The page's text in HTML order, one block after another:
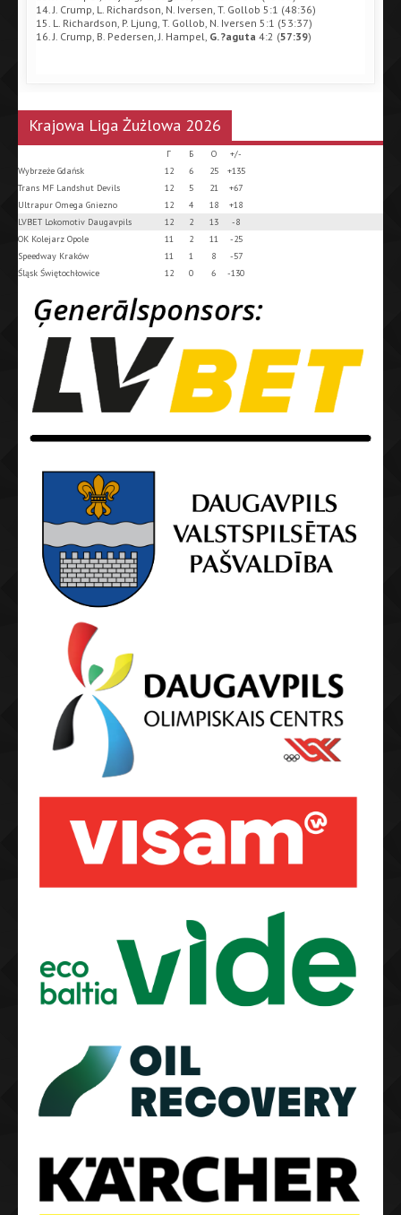
14. J. Crump, L. Richardson, N. Iversen, T. Gollob 5:1 (48:36)
15. L. Richardson, P. Ljung, T. Gollob, N. Iversen 5:1 (53:37)
16. J. Crump, B. Pedersen, J. Hampel, G. ?aguta 4:2 (57:39)
Krajowa Liga Żużlowa 2026
Г Б О
+/-
Wybrzeże Gdańsk
12 6 25
+135
Trans MF Landshut Devils
12 5 21
+67
Ultrapur Omega Gniezno
12 4 18
+18
LVBET Lokomotiv Daugavpils
12 2 13
-8
OK Kolejarz Opole
11 2 11
-25
Speedway Kraków
11 1 8
-57
Śląsk Świętochłowice
12 0 6 -130